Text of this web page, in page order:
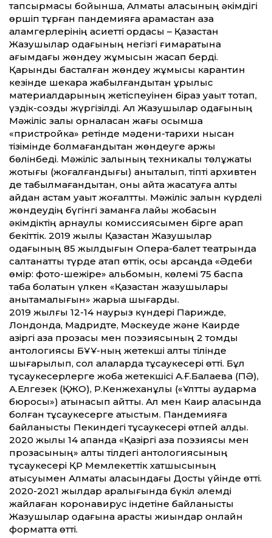
тапсырмасы бойынша, Алматы қаласының әкімдігі
өршіп тұрған пандемияға қарамастан қазақ
қаламгерлерінің қасиет­ті ордасы – Қазақстан
Жазушылар одағының негізгі ғимаратына
ағымдағы жөндеу жұмысын жасап берді.
Қарқынды басталған жөндеу жұмысы карантин
кезінде шекара жабылғандықтан құрылыс
материалдарының жетіспеуінен біраз уақыт тоқтап,
үздік-создық жүргізілді. Ал Жазушылар одағының
Мәжіліс залы орналасқан жағы қосымша
«пристройка» ретінде мәдени-тарихи нысан
тізімінде болмағандықтан жөндеуге қаржы
бөлінбеді. Мәжіліс залының техникалық төлқұжаты
жоқтығы (жоғалғандығы) анықталып, тіпті архивтен
де табылмағандықтан, оны қайта жасатуға алты
айдан астам уақыт жоғалт­тық. Мәжіліс залын күрделі
жөндеудің бүгінгі заманға лайық жобасын
әкімдіктің арнаулы комиссиясымен бірге қарап
бекіт­тік. 2019 жылы Қазақстан Жазушылар
одағының 85 жылдығын Опера-балет театрында
салтанат­ты түрде атап өт­тік, осы қарсаңда «Әдеби
өмір: фото-шежіре» альбомын, көлемі 75 баспа
табақ болатын үлкен «Қазақстан жазушылары
анықтамалығын» жарыққа шығардық.
2019 жылғы 12-14 наурыз күндері Парижде,
Лондонда, Мадридте, Мәскеуде және Каирде
қазіргі қазақ прозасы мен поэзиясының 2 томдық
антологиясы БҰҰ-ның жетекші алты тілінде
шығарылып, сол қалаларда тұсаукесері өт­ті. Бұл
тұсаукесерлерге жоба жетекшісі А.Ғ.Балаева (ПӘ),
А.Елгезек (ҚЖО), Р.Кенжеханұлы («Ұлт­тық аударма
бюросы») қатынасып қайт­ты. Ал мен Каир қаласында
болған тұсаукесерге қатыстым. Пандемияға
байланысты Пекиндегі тұсаукесері өтпей қалды.
2020 жылы 14 ақпанда «Қазіргі қазақ поэзиясы мен
прозасының» алты тілдегі антологиясының
тұсаукесері ҚР Мемлекет­тік хатшысының
қатысуымен Алматы қаласындағы Достық үйінде өт­ті.
2020-2021 жылдар аралығында бүкіл әлемді
жайлаған коронавирус індетіне байланысты
Жазушылар одағына қарасты жиындар онлайн
формат­та өт­ті.